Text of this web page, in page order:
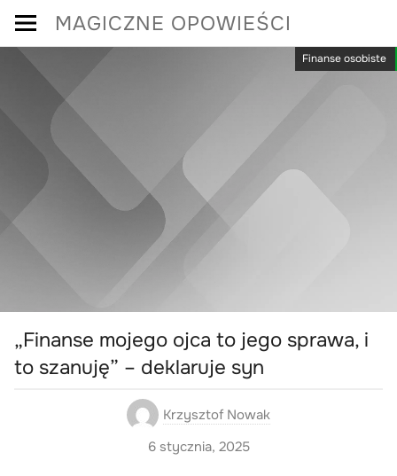
Skip
MAGICZNE OPOWIEŚCI
Finanse osobiste
„Finanse mojego ojca to jego sprawa, i
to szanuję” – deklaruje syn
Krzysztof Nowak
6 stycznia, 2025